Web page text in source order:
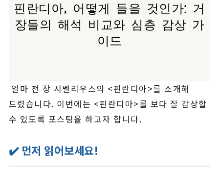
핀란디아, 어떻게 들을 것인가: 거
장들의 해석 비교와 심층 감상 가
이드
얼마 전 장 시벨리우스의 <핀란디아>를 소개해
드렸습니다. 이번에는 <핀란디아>를 보다 잘 감상할
수 있도록 포스팅을 하고자 합니다.
✔️ 먼저 읽어보세요!